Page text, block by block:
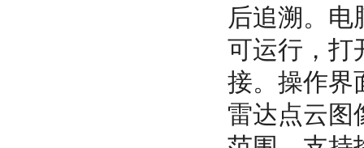
后追溯。电
可运行，打
接。操作界
雷达点云图